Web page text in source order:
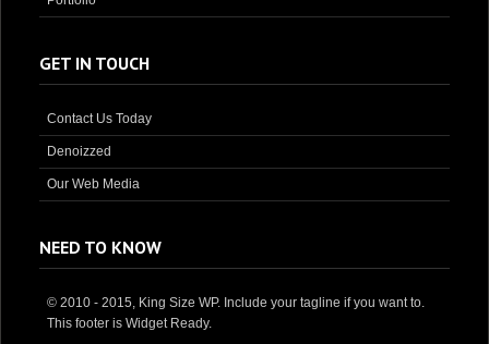
GET IN TOUCH
Contact Us Today
Denoizzed
Our Web Media
NEED TO KNOW
© 2010 - 2015, King Size WP. Include your tagline if you want to.
This footer is Widget Ready.